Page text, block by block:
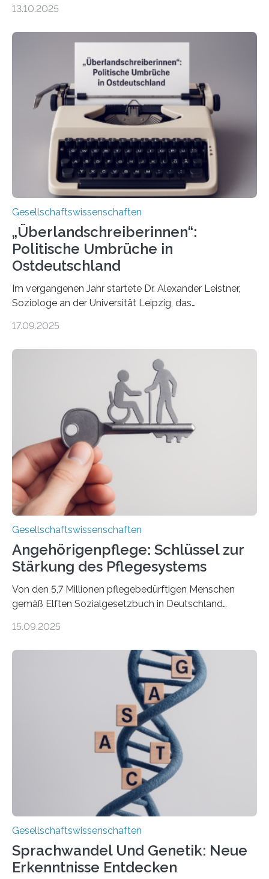
doch bleibt das Thema hoch emotional und politisch
einer gesellschaftlichen Spaltung des Landes, und
2025 sorgt der Fall Brosius-Gersdorf für
Schlagzeilen.Das Sozialwissenschaftliche Institut der
EKD hat untersucht, wie Menschen in Deutschland
wirklich über Schwangerschaftsabbrüche denken und
wie sich ihre Haltung je nach Konfession, Region und
Bildung unterscheidet. Darüber sprechen Veronika
Eufinger und Dr. Kristin Torka…
13.10.2025
Gesellschaftswissenschaften
„Überlandschreiberinnen“:
Politische Umbrüche in
Ostdeutschland
Im vergangenen Jahr startete Dr. Alexander Leistner,
Soziologe an der Universität Leipzig, das
across the Country“. Nun ist das „Projektbuch“
Schriftstellerinnen Manja Präkels, Tina Pruschmann und
Barbara Thériault. Es trägt den Titel
„Extremwetterlagen – Reportagen aus einem neuen
Deutschland“ und enthält eine Vielzahl von
zivilgesellschaftlichen Stimmen und Beobachtungen in
ländlichen Regionen. Im Interview spricht Projektleiter
Leistner über die Idee, das Vorgehen und wichtige
Erkenntnisse. Das Buch deute an, „wie…
17.09.2025
Gesellschaftswissenschaften
Angehörigenpflege: Schlüssel zur
Stärkung des Pflegesystems
Von den 5,7 Millionen pflegebedürftigen Menschen
gemäß Elften Sozialgesetzbuch in Deutschland
2050 wird eine Zunahme der Pflegebedürftigen auf 9
Wissenschaftler*innen des Deutschen Zentrums für
Altersfragen, des DIW Berlin und der TU Dortmund
aktuelle Pflegearrangements. Besonderes Augenmerk
wurde auf die Unterschiede zwischen Angehörigen-
und Zugehörigenpflege in und außerhalb des eigenen
Haushalts gelegt. Pflege im eigenen Haushalt richtet
sich oft an den/die Partner*in und dies häufig im
15.09.2025
Gesellschaftswissenschaften
Sprachwandel Und Genetik: Neue
Erkenntnisse Entdecken